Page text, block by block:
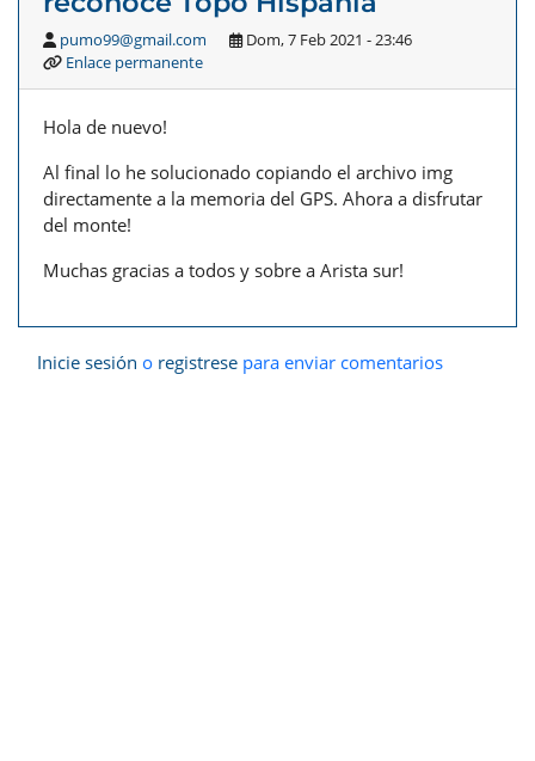
pumo99@gmail.com
Dom, 7 Feb 2021 - 23:46
Enlace permanente
Hola de nuevo!
Al final lo he solucionado copiando el archivo img
directamente a la memoria del GPS. Ahora a disfrutar
del monte!
Muchas gracias a todos y sobre a Arista sur!
Inicie sesión o registrese para enviar comentarios